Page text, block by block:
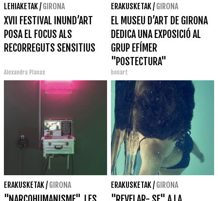
LEHIAKETAK/ GIRONA
XVII FESTIVAL INUND’ART
POSA EL FOCUS ALS
RECORREGUTS SENSITIUS
Alexandra Planas
ERAKUSKETAK/ GIRONA
EL MUSEU D’ART DE GIRONA
DEDICA UNA EXPOSICIÓ AL
GRUP EFÍMER
"POSTECTURA"
bonart
ERAKUSKETAK/ GIRONA ERAKUSKETAK/ GIRONA